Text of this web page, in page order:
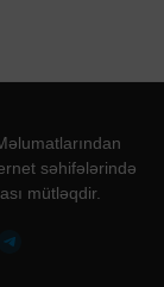
səhifələrində
mütləqdir.